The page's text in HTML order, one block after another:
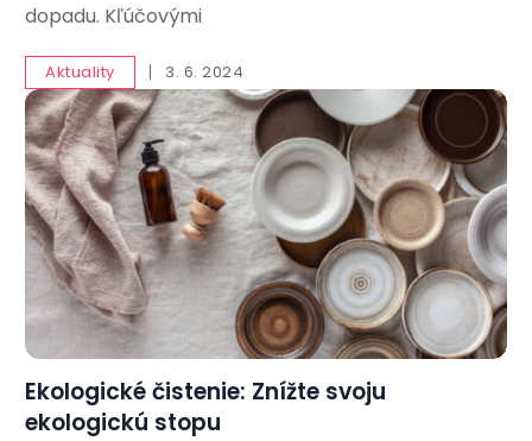
dopadu. Kľúčovými
Aktuality 3. 6. 2024
Ekologické čistenie: Znížte svoju
ekologickú stopu